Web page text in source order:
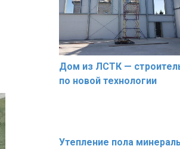
Дом из ЛСТК —
по новой технологии
Утепление пола